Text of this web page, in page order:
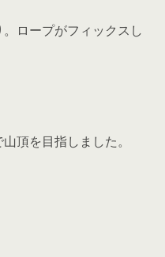
ロープがフィックスし
頂を目指しました。